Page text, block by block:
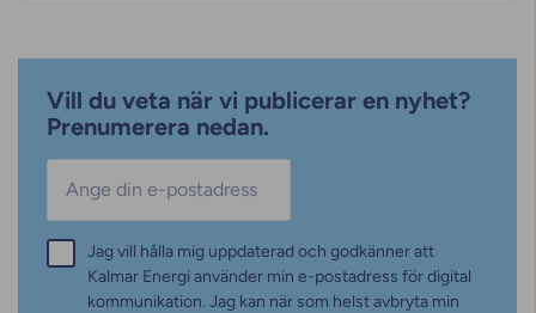
Vill du veta när vi publicerar en nyhet?
Prenumerera nedan.
Samtycke*
Jag vill hålla mig uppdaterad och godkänner att
Kalmar Energi använder min e-postadress för digital
kommunikation. Jag kan när som helst avbryta min